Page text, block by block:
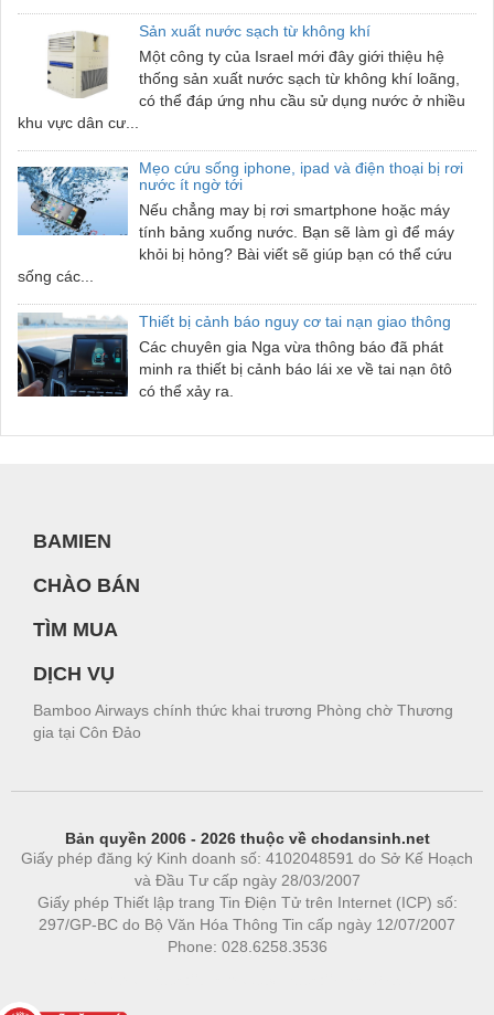
Sản xuất nước sạch từ không khí
Một công ty của Israel mới đây giới thiệu hệ
thống sản xuất nước sạch từ không khí loãng,
có thể đáp ứng nhu cầu sử dụng nước ở nhiều
khu vực dân cư...
Mẹo cứu sống iphone, ipad và điện thoại bị rơi
nước ít ngờ tới
Nếu chẳng may bị rơi smartphone hoặc máy
tính bảng xuống nước. Bạn sẽ làm gì để máy
khỏi bị hỏng? Bài viết sẽ giúp bạn có thể cứu
sống các...
Thiết bị cảnh báo nguy cơ tai nạn giao thông
Các chuyên gia Nga vừa thông báo đã phát
minh ra thiết bị cảnh báo lái xe về tai nạn ôtô
có thể xảy ra.
BAMIEN
CHÀO BÁN
TÌM MUA
DỊCH VỤ
Bamboo Airways chính thức khai trương Phòng chờ Thương
gia tại Côn Đảo
Bản quyền 2006 - 2026 thuộc về chodansinh.net
Giấy phép đăng ký Kinh doanh số: 4102048591 do Sở Kế Hoạch
và Đầu Tư cấp ngày 28/03/2007
Giấy phép Thiết lập trang Tin Điện Tử trên Internet (ICP) số:
297/GP-BC do Bộ Văn Hóa Thông Tin cấp ngày 12/07/2007
Phone: 028.6258.3536